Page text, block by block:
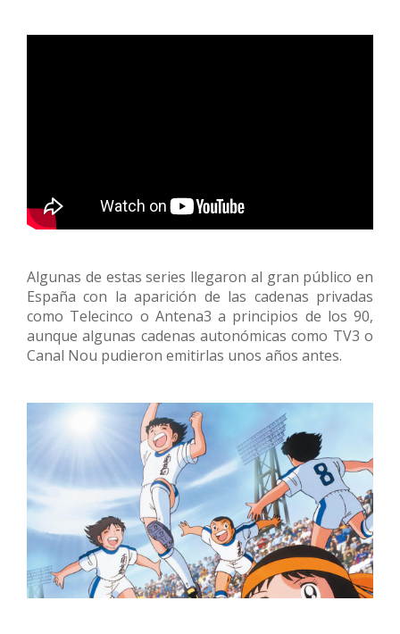
Algunas de estas series llegaron al gran público en
España con la aparición de las cadenas privadas
como Telecinco o Antena3 a principios de los 90,
aunque algunas cadenas autonómicas como TV3 o
Canal Nou pudieron emitirlas unos años antes.